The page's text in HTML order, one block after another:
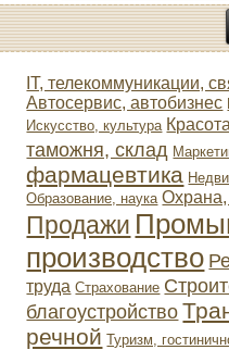
IT, телекоммуникации,
Автосервис, автобизнес
Искусство, культура
таможня, склад
фармацевтика
Образование, наука Охрана,
Продажи
производство
труда Страхование
благоустройство
речной Туризм,